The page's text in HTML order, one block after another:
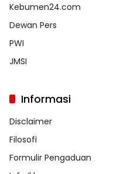
Kebumen24.com
Dewan Pers
PWI
JMSI
Informasi
Disclaimer
Filosofi
Formulir Pengaduan